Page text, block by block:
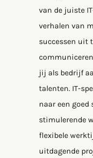
van de juiste
verhalen van
successen uit
jij als bedrijf
talenten. IT-
naar een goed
stimulerende
flexibele
uitdagende